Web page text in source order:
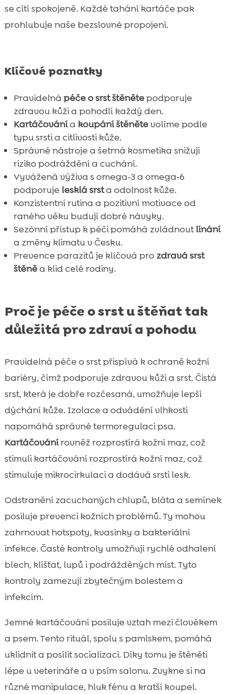
 Závěr
 FAQ
se cítí spokojeně. Každé tahání kartáče pak
prohlubuje naše bezslovné propojení.
Klíčové poznatky
Pravidelná péče o srst štěnětepodporuje
zdravou kůži a pohodlí každý den.
Kartáčovánía koupání štěnětevolíme podle
typu srsti a citlivosti kůže.
Správné nástroje a šetrná kosmetika snižují
riziko podráždění a cuchání.
Vyvážená výživa s omega‑3 a omega‑6
podporuje lesklá srsta odolnost kůže.
Konzistentní rutina a pozitivní motivace od
raného věku budují dobré návyky.
Sezónní přístup k péči pomáhá zvládnoutlínání
a změny klimatu v Česku.
Prevence parazitů je klíčová pro zdravá srst
štěněa klid celé rodiny.
Proč je péče o srst u štěňat tak
důležitá pro zdraví a pohodu
Pravidelná péče o srst přispívá k ochraně kožní
bariéry, čímž podporuje zdravou kůži a srst. Čistá
srst, která je dobře rozčesaná, umožňuje lepší
dýchání kůže. Izolace a odvádění vlhkosti
napomáhá správné termoregulaci psa.
Kartáčovánírovněž rozprostírá kožní maz, což
stimuli kartáčování rozprostírá kožní maz, což
stimuluje mikrocirkulaci a dodává srsti lesk.
Odstranění zacuchaných chlupů, bláta a semínek
posiluje prevenci kožních problémů. Ty mohou
zahrnovat hotspoty, kvasinky a bakteriální
infekce. Časté kontroly umožňují rychlé odhalení
blech, klíšťat, lupů i podrážděných míst. Tyto
kontroly zamezují zbytečným bolestem a
infekcím.
Jemné kartáčování posiluje vztah mezi člověkem
a psem. Tento rituál, spolu s pamlskem, pomáhá
uklidnit a posílit socializaci. Díky tomu je štěněti
lépe u veterináře a v psím salonu. Zvykne si na
různé manipulace, hluk fénu a kratší koupel.